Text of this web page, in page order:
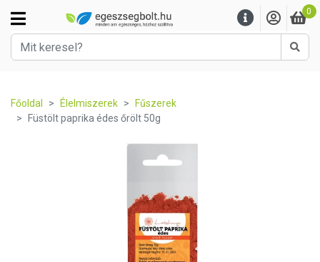
0
Főoldal Élelmiszerek
Fűszerek
Füstölt paprika édes őrölt 50g